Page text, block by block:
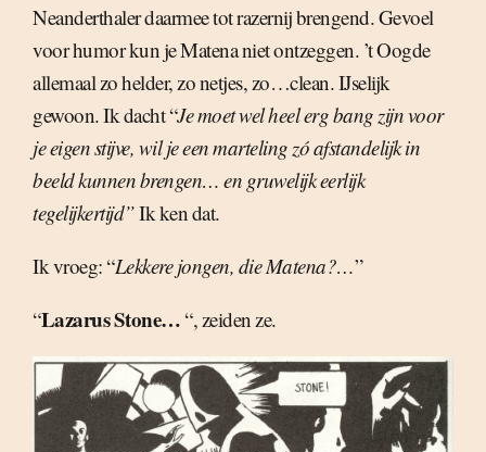
Neanderthaler daarmee tot razernij brengend. Gevoel
voor humor kun je Matena niet ontzeggen. ’t Oogde
allemaal zo helder, zo netjes, zo…clean. IJselijk
gewoon. Ik dacht “Je moet wel heel erg bang zijn voor
je eigen stijve, wil je een marteling zó afstandelijk in
beeld kunnen brengen… en gruwelijk eerlijk
tegelijkertijd”Ik ken dat.
Ik vroeg: “Lekkere jongen, die Matena?…”
“Lazarus Stone… “, zeiden ze.